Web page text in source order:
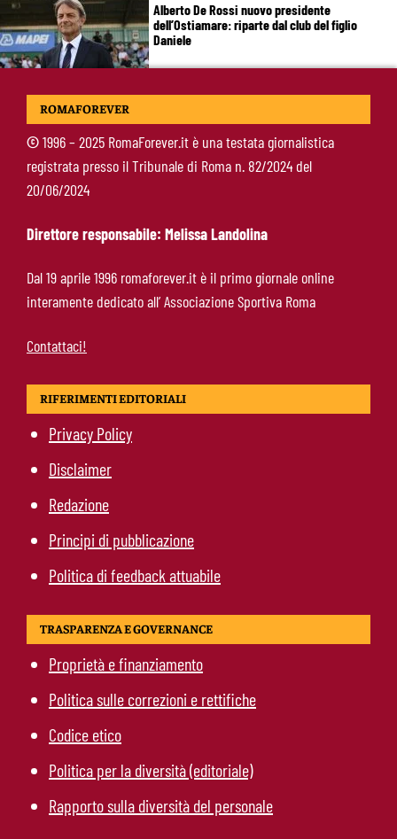
Alberto De Rossi nuovo presidente
dell’Ostiamare: riparte dal club del figlio
Daniele
Pellegrini resta alla Roma: rinnovo di un anno e
Roma, un ex rivela: “Alla Roma abbiamo
costruito qualcosa di speciale”
ROMAFOREVER
©1996 – 2025 RomaForever.it è una testata giornalistica
registrata presso il Tribunale di Roma n. 82/2024 del
20/06/2024
Direttore responsabile: Melissa Landolina
Dal 19 aprile 1996 romaforever.it è il primo giornale online
interamente dedicato all’ Associazione Sportiva Roma
Contattaci!
RIFERIMENTI EDITORIALI
Privacy Policy
Disclaimer
Redazione
Principi di pubblicazione
Politica di feedback attuabile
TRASPARENZA E GOVERNANCE
Proprietà e finanziamento
Politica sulle correzioni e rettifiche
Codice etico
Politica per la diversità (editoriale)
Rapporto sulla diversità del personale